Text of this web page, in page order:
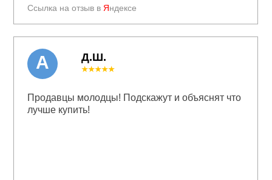
Ссылка на отзыв в Яндексе
Д.Ш.
★★★★★
Продавцы молодцы! Подскажут и объяснят что
лучше купить!
А